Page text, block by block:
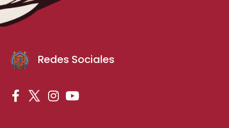
Redes Sociales